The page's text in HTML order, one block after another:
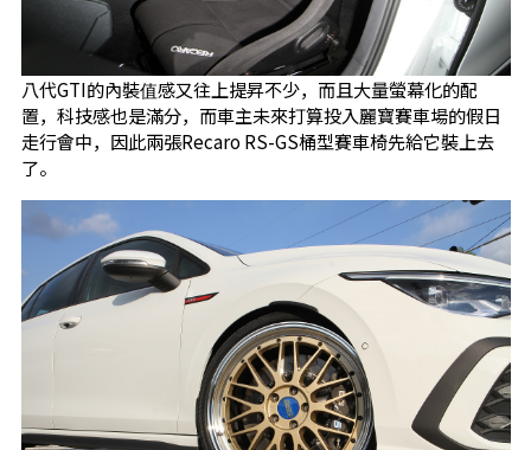
八代GTI的內裝值感又往上提昇不少，而且大量螢幕化的配
置，科技感也是滿分，而車主未來打算投入麗寶賽車場的假日
走行會中，因此兩張Recaro RS-GS桶型賽車椅先給它裝上去
了。